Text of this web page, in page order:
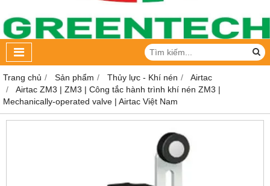
Trang chủ Sản phẩm Thủy lực - Khí nén
Airtac
Airtac ZM3 | ZM3 | Công tắc hành trình khí nén ZM3 |
Mechanically-operated valve | Airtac Việt Nam